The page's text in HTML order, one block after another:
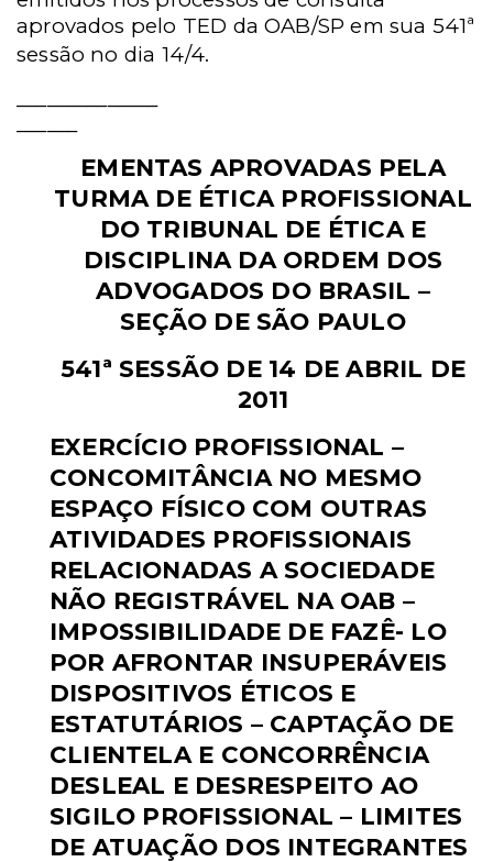
aprovados pelo TED da OAB/SP em sua 541ª
sessão no dia 14/4.
EMENTAS APROVADAS PELA
TURMA DE ÉTICA PROFISSIONAL
DO TRIBUNAL DE ÉTICA E
DISCIPLINA DA ORDEM DOS
ADVOGADOS DO BRASIL –
SEÇÃO DE SÃO PAULO
541ª SESSÃO DE 14 DE ABRIL DE
2011
EXERCÍCIO PROFISSIONAL –
CONCOMITÂNCIA NO MESMO
ESPAÇO FÍSICO COM OUTRAS
ATIVIDADES PROFISSIONAIS
RELACIONADAS A SOCIEDADE
NÃO REGISTRÁVEL NA OAB –
IMPOSSIBILIDADE DE FAZÊ- LO
POR AFRONTAR INSUPERÁVEIS
DISPOSITIVOS ÉTICOS E
ESTATUTÁRIOS – CAPTAÇÃO DE
CLIENTELA E CONCORRÊNCIA
DESLEAL E DESRESPEITO AO
SIGILO PROFISSIONAL – LIMITES
DE ATUAÇÃO DOS INTEGRANTES